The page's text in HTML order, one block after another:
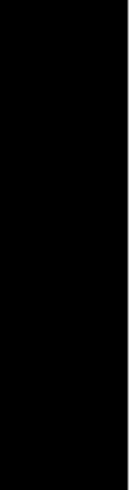
fantasía
Apoyo
apoyo
y general